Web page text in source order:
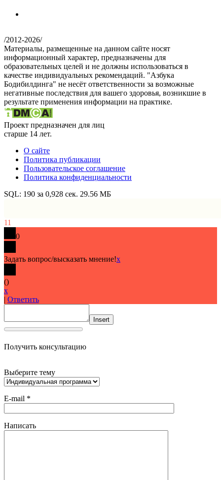
/2012-2026/
Материалы, размещенные на данном сайте носят
информационный характер, предназначены для
образовательных целей и не должны использоваться в
качестве индивидуальных рекомендаций. "Азбука
Бодибилдинга" не несёт ответственности за возможные
негативные последствия для вашего здоровья, возникшие в
результате применения информации на практике.
Проект предназначен для лиц
старше 14 лет.
О сайте
Политика публикации
Пользовательское соглашение
Политика конфиденциальности
SQL: 190 за 0,928 сек. 29.56 МБ
11
0
Задать вопрос/высказать мнение!x
()
x
| Ответить
Insert
Получить консультацию
Выберите тему
E-mail *
Написать